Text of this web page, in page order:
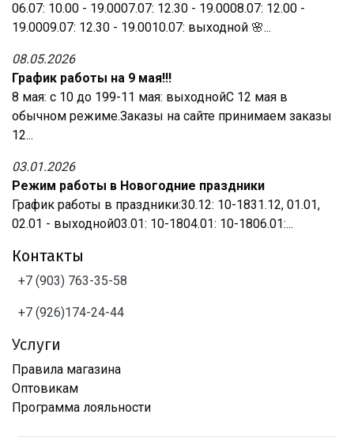
06.07: 10.00 - 19.0007.07: 12.30 - 19.0008.07: 12.00 -
19.0009.07: 12.30 - 19.0010.07: выходной 🌸...
08.05.2026
График работы на 9 мая!!!
8 мая: с 10 до 199-11 мая: выходнойС 12 мая в
обычном режиме.Заказы на сайте принимаем заказы
12...
03.01.2026
Режим работы в Новогодние праздники
График работы в праздники:30.12: 10-1831.12, 01.01,
02.01 - выходной03.01: 10-1804.01: 10-1806.01:...
Контакты
+7 (903) 763-35-58
+7 (926)174-24-44
Услуги
Правила магазина
Оптовикам
Программа лояльности